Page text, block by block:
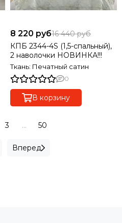
8 220 руб16 440 руб
КПБ 2344-4S (1,5-спальный),
2 наволочки НОВИНКА!!!
Ткань: Печатный сатин
0
В корзину
3 ... 50
Вперед